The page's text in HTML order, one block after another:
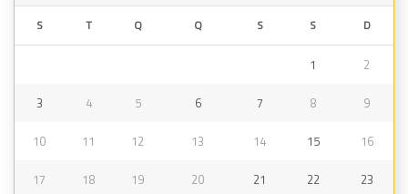
S T Q Q S S D
1 2
3 4 5 6 7 8 9
10 11 12 13 14 15 16
17 18 19 20 21 22 23